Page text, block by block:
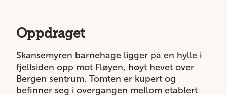
Oppdraget
Skansemyren barnehage ligger på en hylle i
fjellsiden opp mot Fløyen, høyt hevet over
Bergen sentrum. Tomten er kupert og
befinner seg i overgangen mellom etablert